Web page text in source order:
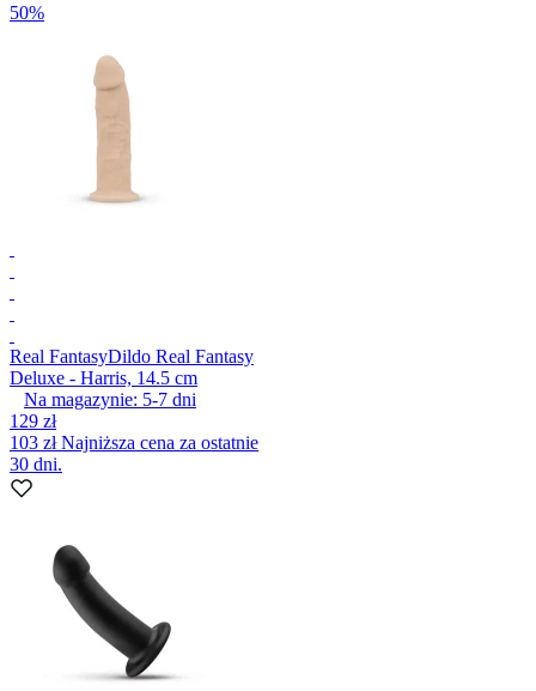
50%
Real FantasyDildo Real Fantasy
Deluxe - Harris, 14.5 cm
Na magazynie: 5-7 dni
129 zł
103 złNajniższa cena za ostatnie
30 dni.